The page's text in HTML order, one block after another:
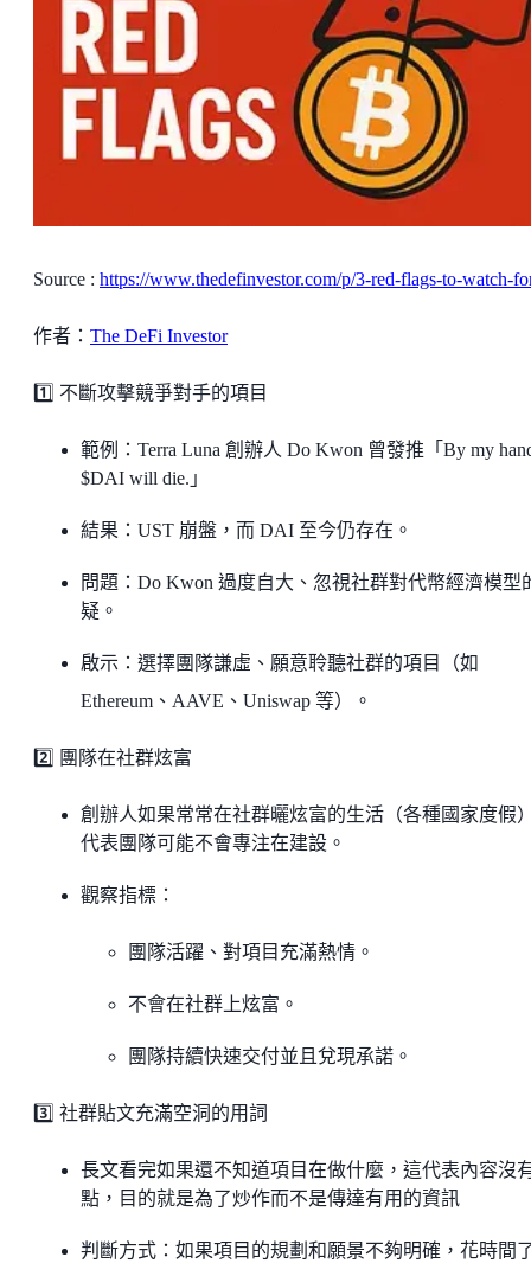
Source : https://www.thedefinvestor.com/p/3-red-flags-to-watch-
作者： The DeFi Investor
1️⃣ 不斷攻擊競爭對手的項目
範例：Terra Luna 創辦人 Do Kwon 曾發推「By my
$DAI will die.」
結果：UST 崩盤，而 DAI 至今仍存在。
問題：Do Kwon 過度自大、忽視社群對代幣經濟模型
疑。
啟示：選擇團隊謙虛、願意聆聽社群的項目（如
Ethereum、AAVE、Uniswap 等）。
2️⃣ 團隊在社群炫富
創辦人如果常常在社群曬炫富的生活（各種國家度假
代表團隊可能不會專注在建設。
觀察指標：
團隊活躍、對項目充滿熱情。
不會在社群上炫富。
團隊持續快速交付並且兌現承諾。
3️⃣ 社群貼文充滿空洞的用詞
長文看完如果還不知道項目在做什麼，這代表內容沒
點，目的就是為了炒作而不是傳達有用的資訊
判斷方式：如果項目的規劃和願景不夠明確，花時間